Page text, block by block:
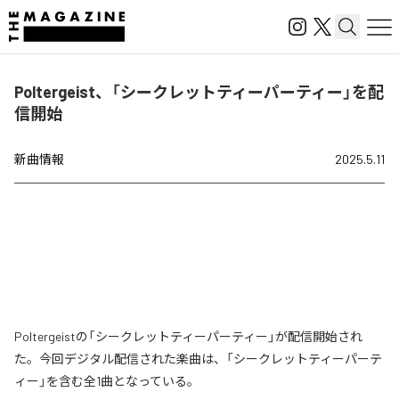
Poltergeist、「シークレットティーパーティー」を配
信開始
新曲情報 2025.5.11
Poltergeistの「シークレットティーパーティー」が配信開始され
た。今回デジタル配信された楽曲は、「シークレットティーパーテ
ィー」を含む全1曲となっている。